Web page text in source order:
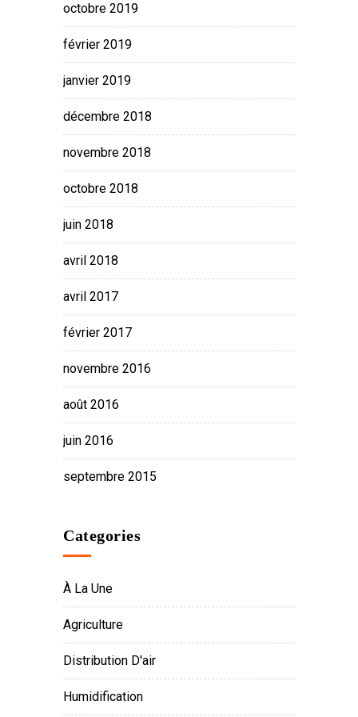
octobre 2019
février 2019
janvier 2019
décembre 2018
novembre 2018
octobre 2018
juin 2018
avril 2018
avril 2017
février 2017
novembre 2016
août 2016
juin 2016
septembre 2015
Categories
À La Une
Agriculture
Distribution D'air
Humidification